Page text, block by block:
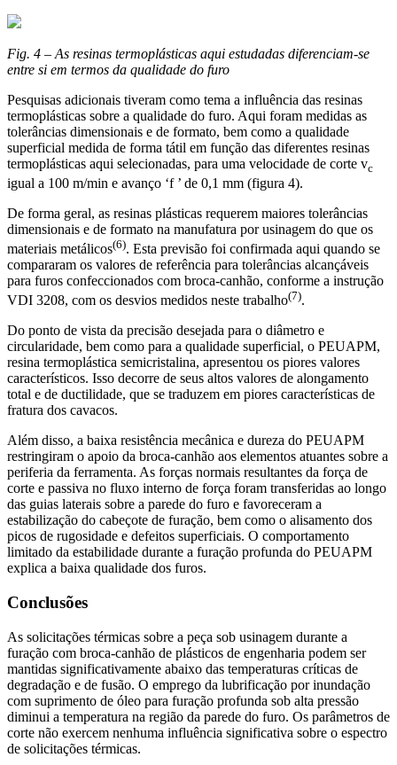
Fig. 4 – As resinas termoplásticas aqui estudadas diferenciam-se
entre si em termos da qualidade do furo
Pesquisas adicionais tiveram como tema a influência das resinas
termoplásticas sobre a qualidade do furo. Aqui foram medidas as
tolerâncias dimensionais e de formato, bem como a qualidade
superficial medida de forma tátil em função das diferentes resinas
termoplásticas aqui selecionadas, para uma velocidade de corte vc
igual a 100 m/min e avanço ‘f ’ de 0,1 mm (figura 4).
De forma geral, as resinas plásticas requerem maiores tolerâncias
dimensionais e de formato na manufatura por usinagem do que os
materiais metálicos(6). Esta previsão foi confirmada aqui quando se
compararam os valores de referência para tolerâncias alcançáveis
para furos confeccionados com broca-canhão, conforme a instrução
VDI 3208, com os desvios medidos neste trabalho(7).
Do ponto de vista da precisão desejada para o diâmetro e
circularidade, bem como para a qualidade superficial, o PEUAPM,
resina termoplástica semicristalina, apresentou os piores valores
característicos. Isso decorre de seus altos valores de alongamento
total e de ductilidade, que se traduzem em piores características de
fratura dos cavacos.
Além disso, a baixa resistência mecânica e dureza do PEUAPM
restringiram o apoio da broca-canhão aos elementos atuantes sobre a
periferia da ferramenta. As forças normais resultantes da força de
corte e passiva no fluxo interno de força foram transferidas ao longo
das guias laterais sobre a parede do furo e favoreceram a
estabilização do cabeçote de furação, bem como o alisamento dos
picos de rugosidade e defeitos superficiais. O comportamento
limitado da estabilidade durante a furação profunda do PEUAPM
explica a baixa qualidade dos furos.
Conclusões
As solicitações térmicas sobre a peça sob usinagem durante a
furação com broca-canhão de plásticos de engenharia podem ser
mantidas significativamente abaixo das temperaturas críticas de
degradação e de fusão. O emprego da lubrificação por inundação
com suprimento de óleo para furação profunda sob alta pressão
diminui a temperatura na região da parede do furo. Os parâmetros de
corte não exercem nenhuma influência significativa sobre o espectro
de solicitações térmicas.